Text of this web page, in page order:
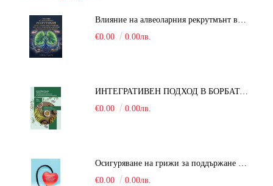
Влияние на алвеоларния рекрутмънт върху белодробната функция при робот-асистирана хирургия в положение Тренделенбург
€0.00
0.00лв.
ИНТЕГРАТИВЕН ПОДХОД В БОРБАТА С COVID-19: От патогенезата на Sars-Cov-2 до фитомедицината и етноботаниката. Антивирусна активност и терапевтичен потенциал на българските лечебни растения
€0.00
0.00лв.
Осигуряване на грижи за поддържане на здравното състояние на уязвимите групи от населени
€0.00
0.00лв.